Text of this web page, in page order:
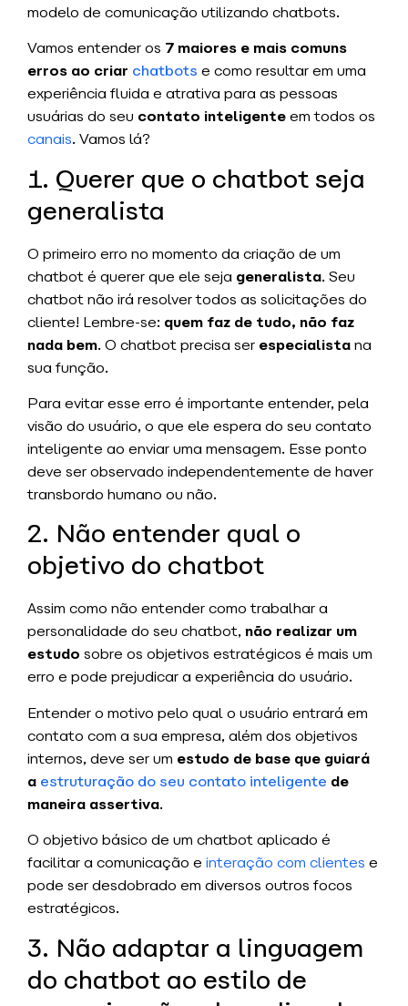
modelo de comunicação utilizando chatbots.
Vamos entender os 7 maiores e mais comuns
erros ao criar chatbots e como resultar em uma
experiência fluida e atrativa para as pessoas
usuárias do seu contato inteligenteem todos os
canais. Vamos lá?
1. Querer que o chatbot seja
generalista
O primeiro erro no momento da criação de um
chatbot é querer que ele seja generalista. Seu
chatbot não irá resolver todos as solicitações do
cliente! Lembre-se: quem faz de tudo, não faz
nada bem. O chatbot precisa ser especialistana
sua função.
Para evitar esse erro é importante entender, pela
visão do usuário, o que ele espera do seu contato
inteligente ao enviar uma mensagem. Esse ponto
deve ser observado independentemente de haver
transbordo humano ou não.
2. Não entender qual o
objetivo do chatbot
Assim como não entender como trabalhar a
personalidade do seu chatbot, não realizar um
estudo sobre os objetivos estratégicos é mais um
erro e pode prejudicar a experiência do usuário.
Entender o motivo pelo qual o usuário entrará em
contato com a sua empresa, além dos objetivos
internos, deve ser um estudo de base que guiará
a estruturação do seu contato inteligente de
maneira assertiva.
O objetivo básico de um chatbot aplicado é
facilitar a comunicação e interação com clientes e
pode ser desdobrado em diversos outros focos
estratégicos.
3. Não adaptar a linguagem
do chatbot ao estilo de